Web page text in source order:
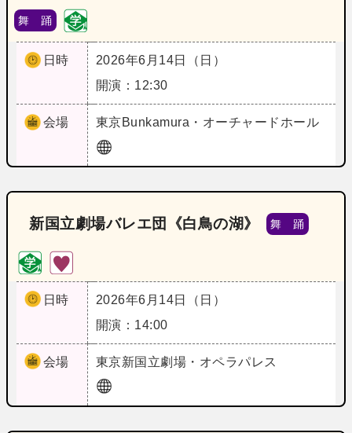
舞 踊
日時
2026年6月14日（日）
開演：12:30
会場 東京Bunkamura・オーチャードホール
新国立劇場バレエ団《白鳥の湖》 舞 踊
日時
2026年6月14日（日）
開演：14:00
会場 東京新国立劇場・オペラパレス